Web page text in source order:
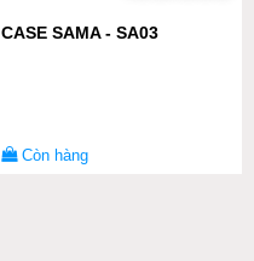
CASE SAMA - SA03
Còn hàng